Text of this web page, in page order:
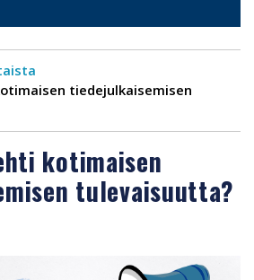
tiedejulkaisemisen
kotimaisen
tulevaisuutta?